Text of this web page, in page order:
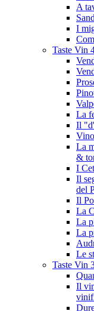
A
I
Taste Vin
La
Il
La
&
I
Il
del
Il
La
La
La
Le
Taste Vin
Il